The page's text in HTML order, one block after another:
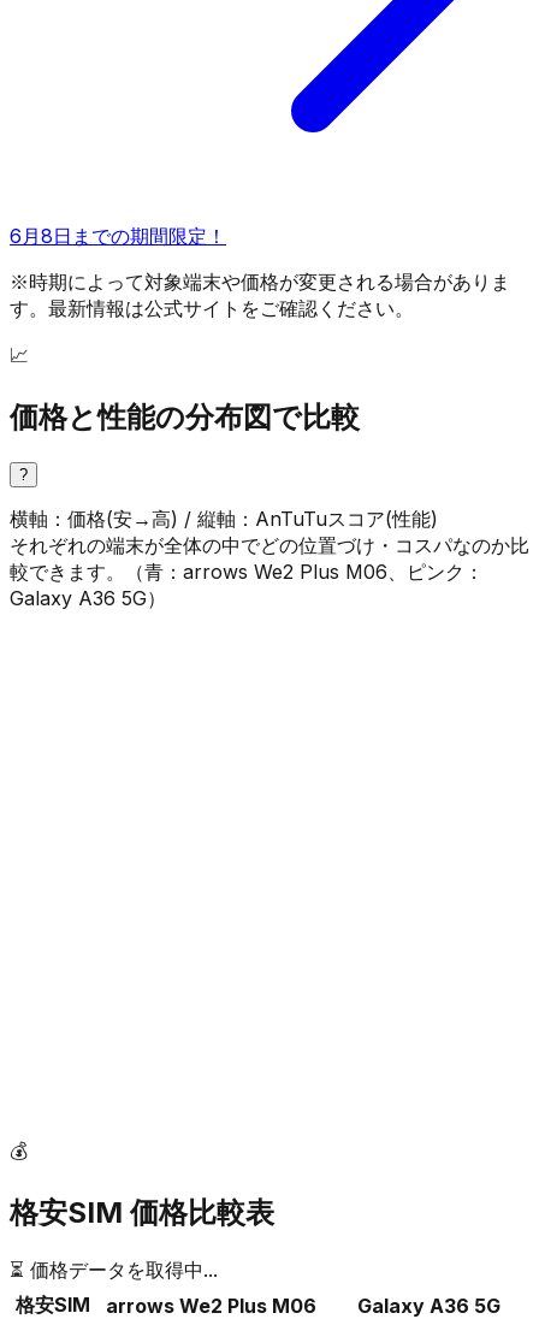
6月8日までの期間限定！
※時期によって対象端末や価格が変更される場合がありま
す。最新情報は公式サイトをご確認ください。
📈
価格と性能の分布図で比較
?
横軸：価格(安→高) / 縦軸：AnTuTuスコア(性能)
それぞれの端末が全体の中でどの位置づけ・コスパなのか比
較できます。（青 ： arrows We2 Plus M06 ピンク ：
Galaxy A36 5G）
💰
格安SIM 価格比較表
⏳ 価格データを取得中...
格安SIM
arrows We2 Plus M06 Galaxy A36 5G